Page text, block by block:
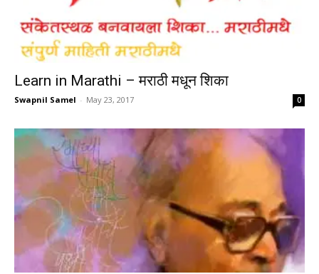
Learn in Marathi – मराठी मधून शिका
Swapnil Samel - May 23, 2017 0